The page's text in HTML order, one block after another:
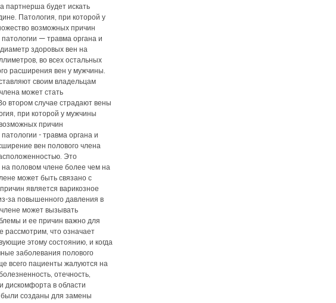
партнерша будет искать
Патология, при которой у
возможных причин
— травма органа и
здоровых вен на
во всех остальных
расширения вен у мужчины.
своим владельцам
может стать
втором случае страдают вены
при которой у мужчины
причин
- травма органа и
вен полового члена
Это
половом члене более чем на
может быть связано с
является варикозное
за повышенного давления в
может вызывать
и ее причин важно для
рассмотрим, что означает
этому состоянию, и когда
заболевания полового
всего пациенты жалуются на
отечность,
дискомфорта в области
были созданы для замены